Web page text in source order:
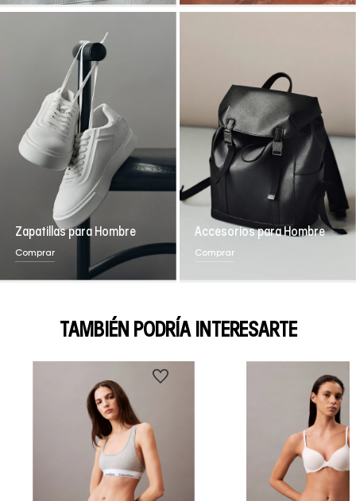
Zapatillas para Hombre
Comprar
Accesorios para Hombre
Comprar
TAMBIÉN PODRÍA INTERESARTE